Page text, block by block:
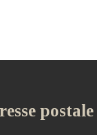
postale